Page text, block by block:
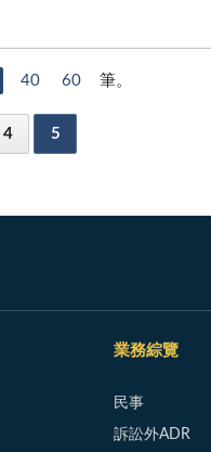
40 60 筆。
4 5
業務綜覽
民事
訴訟外ADR